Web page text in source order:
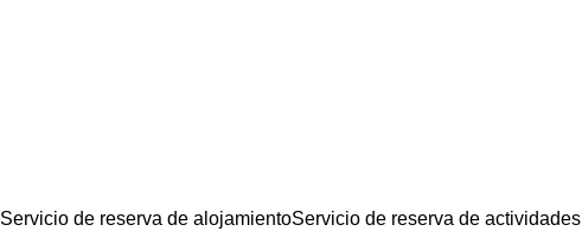
Servicio de reserva de alojamientoServicio de reserva de actividades